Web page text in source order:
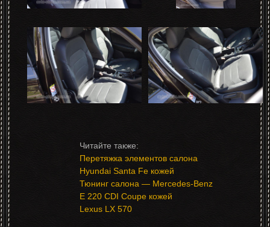
Перетяжка элементов салона
Нyundai Santa Fe кожей
Тюнинг салона — Mercedes-Benz
E 220 CDI Coupe кожей
Lexus LX 570